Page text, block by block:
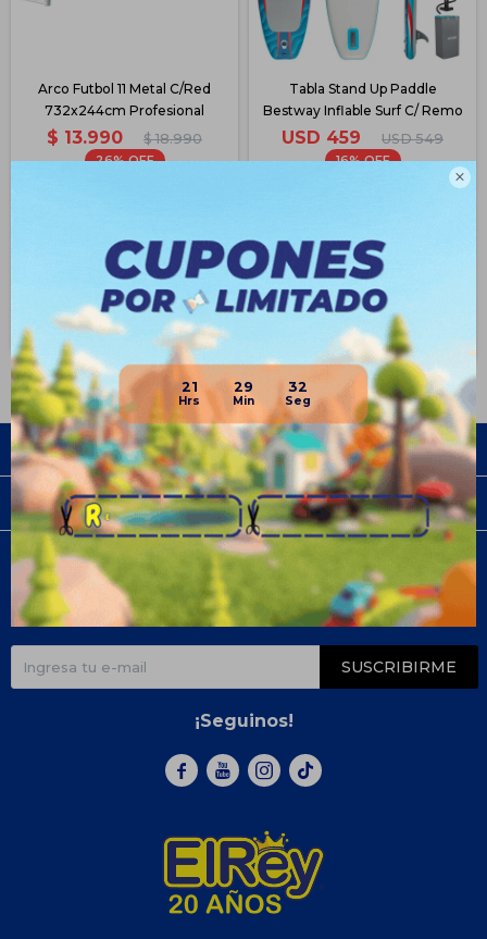

21 29 32
Arco Futbol 11 Metal C/Red
732x244cm Profesional
$ 13.990 $ 18.990
26
$ 11.892
$ 13.490
Disponible PickUp
Disponible Envío
Tabla Stand Up Paddle
Bestway Inflable Surf C/ Remo
USD 459 USD 549
16
USD
USD
Disponible PickUp
Disponible Envío
Empresa
Compra
Newsletter
¡Suscribite y recibí todas nuestras novedades!
SUSCRIBIRME
¡Seguinos!
  